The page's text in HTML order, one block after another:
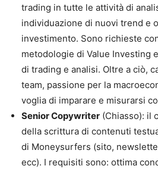
trading in tutte le attività di
individuazione di nuovi trend e
investimento. Sono richieste
metodologie di Value Investing
di trading e analisi. Oltre a ciò,
team, passione per la
voglia di imparare e misurarsi
Senior Copywriter (Chiasso): il
della scrittura di contenuti
di Moneysurfers (sito,
ecc). I requisiti sono: ottima